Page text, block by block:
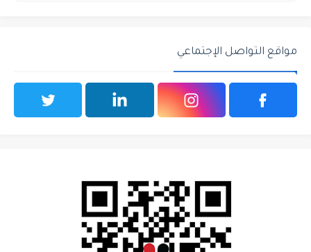
مواقع التواصل الإجتماعي